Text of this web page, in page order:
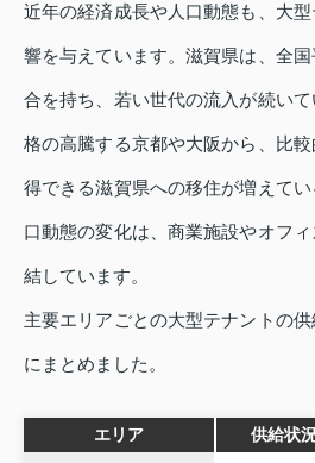
近年の経済成長や人口動態も、大
響を与えています。滋賀県は、全
合を持ち、若い世代の流入が続い
格の高騰する京都や大阪から、比
得できる滋賀県への移住が増えて
口動態の変化は、商業施設やオフ
結しています。
主要エリアごとの大型テナントの
にまとめました。
エリア 供給状